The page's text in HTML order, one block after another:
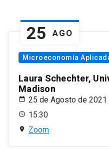
25 AGO
Microeconomía
Laura Schechter,
Madison
25 de Agosto de 2021
15:30
Zoom